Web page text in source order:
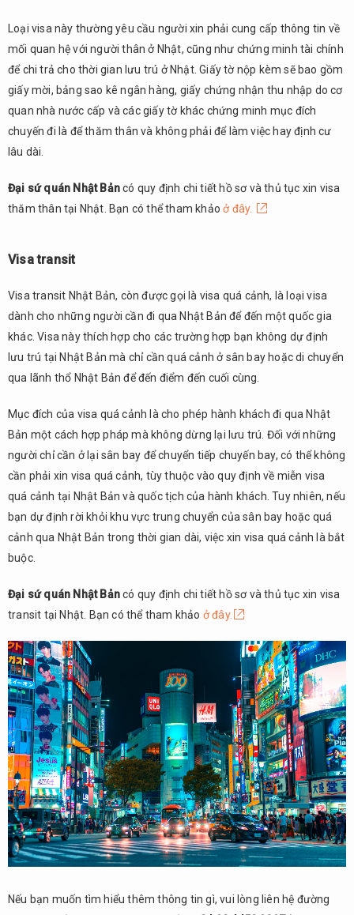
Loại visa này thường yêu cầu người xin phải cung cấp thông tin về
mối quan hệ với người thân ở Nhật, cũng như chứng minh tài chính
để chi trả cho thời gian lưu trú ở Nhật. Giấy tờ nộp kèm sẽ bao gồm
giấy mời, bảng sao kê ngân hàng, giấy chứng nhận thu nhập do cơ
quan nhà nước cấp và các giấy tờ khác chứng minh mục đích
chuyến đi là để thăm thân và không phải để làm việc hay định cư
lâu dài.
Đại sứ quán Nhật Bảncó quy định chi tiết hồ sơ và thủ tục xin visa
thăm thân tại Nhật. Bạn có thể tham khảoở đây.
Visa transit
Visa transit Nhật Bản, còn được gọi là visa quá cảnh, là loại visa
dành cho những người cần đi qua Nhật Bản để đến một quốc gia
khác. Visa này thích hợp cho các trường hợp bạn không dự định
lưu trú tại Nhật Bản mà chỉ cần quá cảnh ở sân bay hoặc di chuyển
qua lãnh thổ Nhật Bản để đến điểm đến cuối cùng.
Mục đích của visa quá cảnh là cho phép hành khách đi qua Nhật
Bản một cách hợp pháp mà không dừng lại lưu trú. Đối với những
người chỉ cần ở lại sân bay để chuyển tiếp chuyến bay, có thể không
cần phải xin visa quá cảnh, tùy thuộc vào quy định về miễn visa
quá cảnh tại Nhật Bản và quốc tịch của hành khách. Tuy nhiên, nếu
bạn dự định rời khỏi khu vực trung chuyển của sân bay hoặc quá
cảnh qua Nhật Bản trong thời gian dài, việc xin visa quá cảnh là bắt
buộc.
Đại sứ quán Nhật Bảncó quy định chi tiết hồ sơ và thủ tục xin visa
transit tại Nhật. Bạn có thể tham khảo ở đây.
Nếu bạn muốn tìm hiểu thêm thông tin gì, vui lòng liên hệ đường